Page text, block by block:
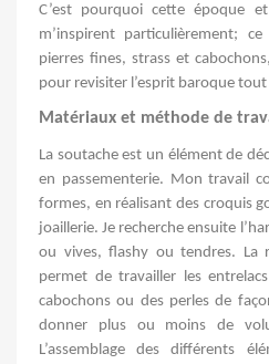
C’est pourquoicette époque
m’inspirent particulièrement; ce
pierres fines, strass et
pour revisiter l’esprit baroque
Matériaux et méthode de
La soutache est un élément de
en passementerie. Mon travail
formes, en réalisant des croquis
joaillerie. Je rechercheensuite
ou vives, flashy outendres. La
permet de travailler les
cabochons ou des perles de
donner plus ou moins de
L’assemblage des différents